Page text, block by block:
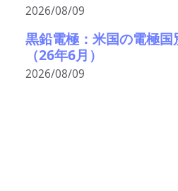
2026/08/09
黒鉛電極：米国の電極
（26年6月）
2026/08/09